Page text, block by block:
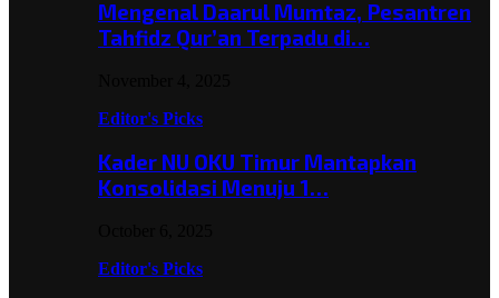
Mengenal Daarul Mumtaz, Pesantren
Tahfidz Qur’an Terpadu di…
Editor's Picks
Kader NU OKU Timur Mantapkan
Konsolidasi Menuju 1…
Editor's Picks